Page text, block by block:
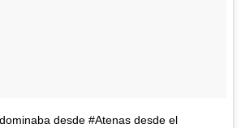
desde #Atenas desde el